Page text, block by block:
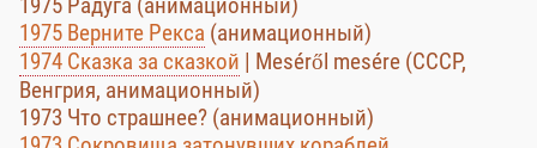
1975 Верните Рекса (анимационный)
1974 Сказка за сказкой | Meséről mesére (СССР,
Венгрия, анимационный)
1973 Что страшнее? (анимационный)